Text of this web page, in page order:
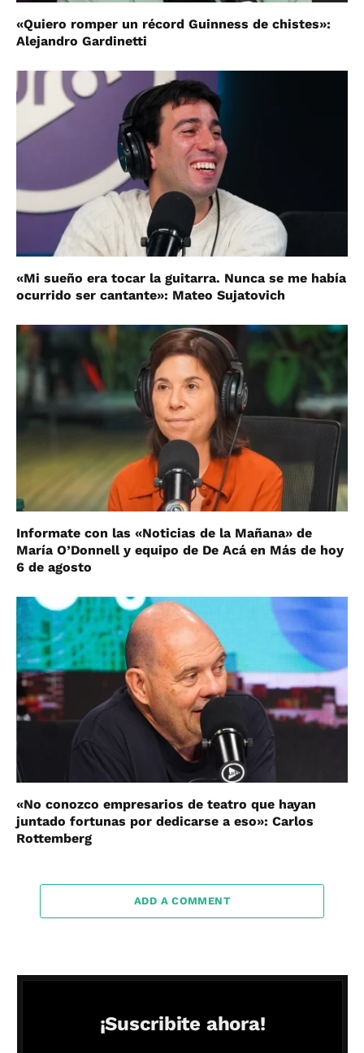
«Quiero romper un récord Guinness de chistes»:
Alejandro Gardinetti
«Mi sueño era tocar la guitarra. Nunca se me había
ocurrido ser cantante»: Mateo Sujatovich
Informate con las «Noticias de la Mañana» de
María O’Donnell y equipo de De Acá en Más de hoy
6 de agosto
«No conozco empresarios de teatro que hayan
juntado fortunas por dedicarse a eso»: Carlos
Rottemberg
ADD A COMMENT
¡Suscribite ahora!